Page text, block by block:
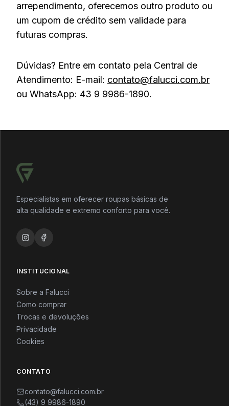
arrependimento, oferecemos outro produto ou
um cupom de crédito sem validade para
futuras compras.
Dúvidas? Entre em contato pela Central de
Atendimento: E-mail: contato@falucci.com.br
ou WhatsApp: 43 9 9986-1890.
Especialistas em oferecer roupas básicas de
alta qualidade e extremo conforto para você.
INSTITUCIONAL
Sobre a Falucci
Como comprar
Trocas e devoluções
Privacidade
Cookies
CONTATO
contato@falucci.com.br
(43) 9 9986-1890